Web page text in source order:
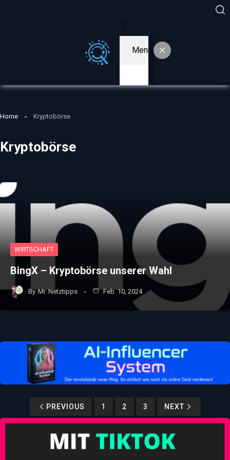
Menu
Home Kryptobörse
Kryptobörse
WIRTSCHAFT
BingX – Kryptobörse unserer Wahl
By Mr. Netztipps Feb. 10, 2024
PREVIOUS 1 2 3 NEXT